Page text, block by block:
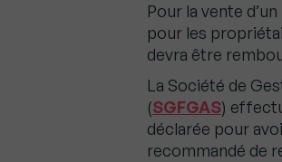
Pour la vente
pour les
devra être
La Société de
(SGFGAS)
déclarée pour
recommandé de